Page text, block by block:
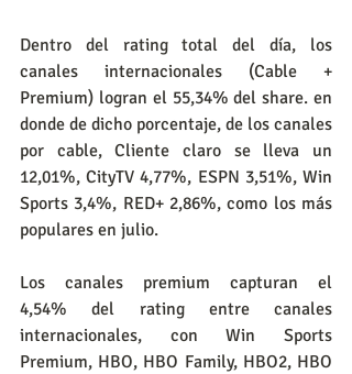
Dentro del rating total del día, los
canales internacionales (Cable +
Premium) logran el 55,34% del share. en
donde de dicho porcentaje, de los canales
por cable, Cliente claro se lleva un
12,01%, CityTV 4,77%, ESPN 3,51%, Win
Sports 3,4%, RED+ 2,86%, como los más
populares en julio.
Los canales premium capturan el
4,54% del rating entre canales
internacionales, con Win Sports
Premium, HBO, HBO Family, HBO2, HBO